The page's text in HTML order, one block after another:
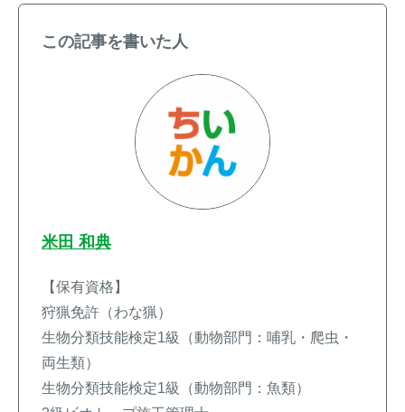
この記事を書いた人
米田 和典
【保有資格】
狩猟免許（わな猟）
生物分類技能検定1級（動物部門：哺乳・爬虫・
両生類）
生物分類技能検定1級（動物部門：魚類）